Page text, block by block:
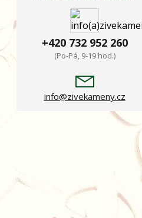
+420 732 952 260
(Po-Pá, 9-19 hod.)
info@zivekameny.cz